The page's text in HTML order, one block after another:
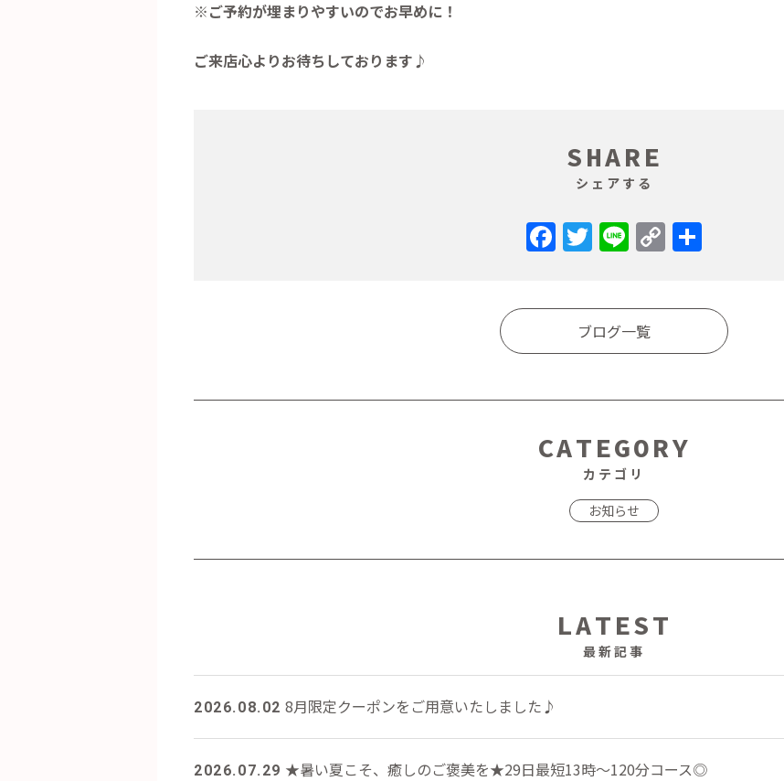
※ご予約が埋まりやすいのでお早めに！
ご来店心よりお待ちしております♪
SHARE
シェアする
Facebook
Twitter
LineCopy
Link
ブログ一覧
CATEGORY
カテゴリ
お知らせ
LATEST
最新記事
2026.08.02 8月限定クーポンをご用意いたしました♪
2026.07.29 ★暑い夏こそ、癒しのご褒美を★29日最短13時～120分コース◎